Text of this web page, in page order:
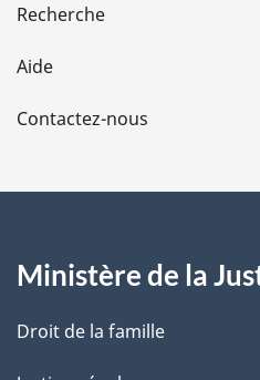
l
a
e
Recherche
Aide
Contactez-nous
Ministère de la
Droit de la famille